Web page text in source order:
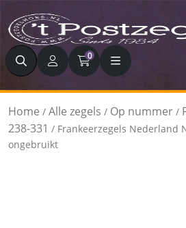
Zoeken 0
Home / Alle zegels / Op nummer /
238-331 / Frankeerzegels Nederland
ongebruikt